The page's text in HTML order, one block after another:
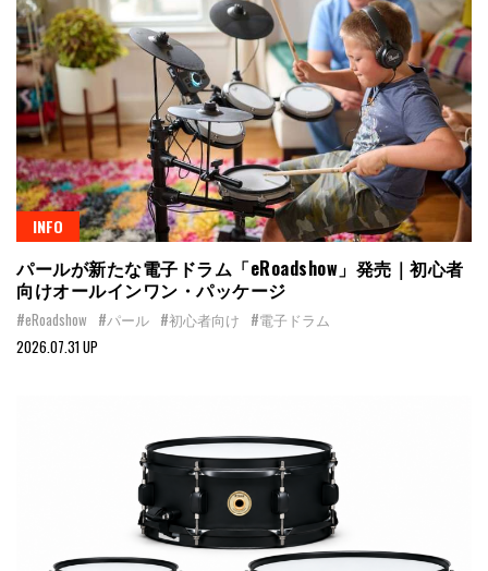
INFO
パールが新たな電子ドラム「eRoadshow」発売｜初心者
向けオールインワン・パッケージ
#eRoadshow #パール #初心者向け #電子ドラム
2026.07.31 UP